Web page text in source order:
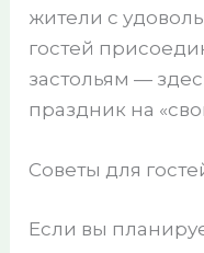
жители с
гостей
застольям —
праздник на
Советы для
Если вы